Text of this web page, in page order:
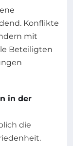
Konflikte
mit
Beteiligten
in der
die